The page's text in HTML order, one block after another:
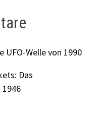
UFO-Welle von 1990
Das